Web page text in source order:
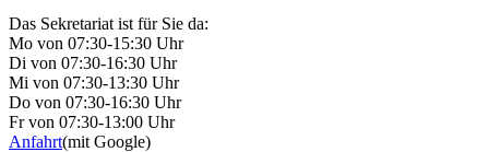
Das Sekretariat ist für Sie da:
Mo von 07:30-15:30 Uhr
Di von 07:30-16:30 Uhr
Mi von 07:30-13:30 Uhr
Do von 07:30-16:30 Uhr
Fr von 07:30-13:00 Uhr
Anfahrt(mit Google)